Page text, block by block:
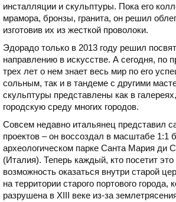
инсталляции и скульптуры. Пока его
мрамора, бронзы, гранита, он решил
изготовив их из жесткой проволоки.
Эдорадо только в 2013 году решил
направлению в искусстве. А сегодня, по
трех лет о нем знает весь мир по его
сольным, так и в тандеме с другими
скульптуры представлены как в
городскую среду многих городов.
Совсем недавно итальянец представил
проектов – он воссоздал в масштабе 1:1
археологическом парке Санта Мария ди
(Италия). Теперь каждый, кто посетит
возможность оказаться внутри старой
на территории старого портового города,
разрушена в XIII веке из-за